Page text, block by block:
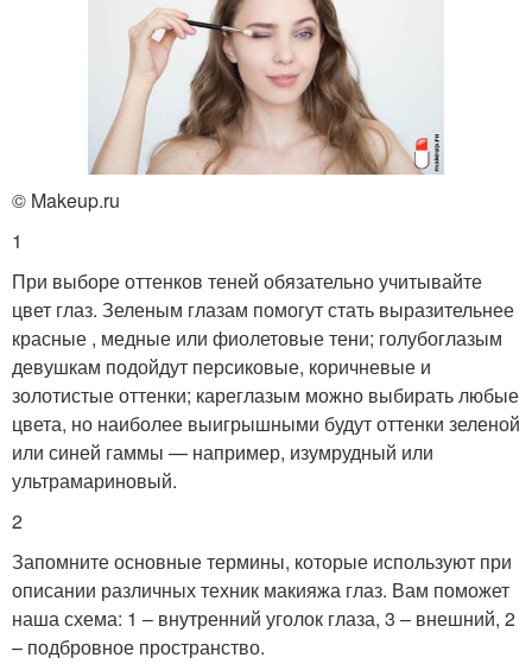
Макияж со стрелками Красивый макияж
глаз
вечернего макияжа
Макияж по цветам Правильный макияж
© Makeup.ru
1
При выборе оттенков теней обязательно учитывайте
цвет глаз. Зеленым глазам помогут стать выразительнее
красные , медные или фиолетовые тени; голубоглазым
девушкам подойдут персиковые, коричневые и
золотистые оттенки; кареглазым можно выбирать любые
цвета, но наиболее выигрышными будут оттенки зеленой
или синей гаммы — например, изумрудный или
ультрамариновый.
2
Запомните основные термины, которые используют при
описании различных техник макияжа глаз. Вам поможет
наша схема: 1 – внутренний уголок глаза, 3 – внешний, 2
– подбровное пространство.